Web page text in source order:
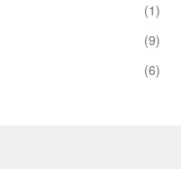
(1)
(9)
(6)